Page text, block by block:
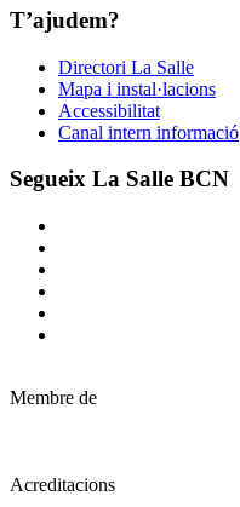
T’ajudem?
Directori La Salle
Mapa i instal·lacions
Accessibilitat
Canal intern informació
Segueix La Salle BCN
Membre de
Acreditacions